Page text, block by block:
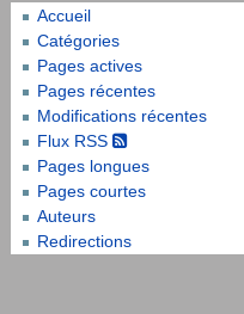
Accueil
Catégories
Pages actives
Pages récentes
Modifications récentes
Flux RSS
Pages longues
Pages courtes
Auteurs
Redirections